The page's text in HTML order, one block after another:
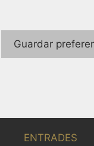
Guardar
ENTRADES